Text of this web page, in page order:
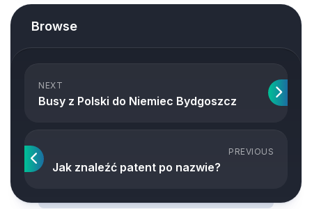
Browse
NEXT
Busy z Polski do Niemiec Bydgoszcz
PREVIOUS
Jak znaleźć patent po nazwie?